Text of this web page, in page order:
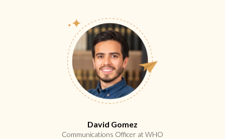
David Gomez
Communications Officer at WHO